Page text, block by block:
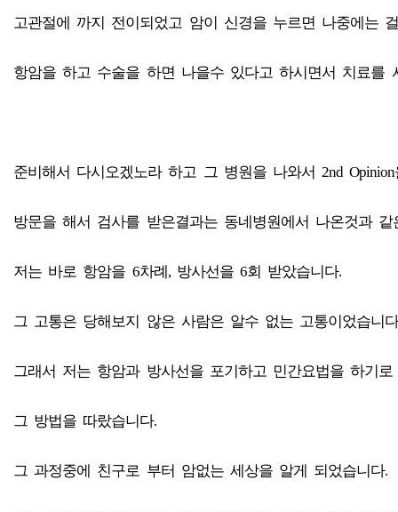
고관절에 까지 전이되었고 암이 신경을 누르면 나중에는
항암을 하고 수술을 하면 나을수 있다고 하시면서 치료를
준비해서 다시오겠노라 하고 그 병원을 나와서 2nd
방문을 해서 검사를 받은결과는 동네병원에서 나온것과 같
저는 바로 항암을 6차례, 방사선을 6회 받았습니다.
그 고통은 당해보지 않은 사람은 알수 없는 고통이었습니
그래서 저는 항암과 방사선을 포기하고 민간요법을 하기
그 방법을 따랐습니다.
그 과정중에 친구로 부터 암없는 세상을 알게 되었습니다.